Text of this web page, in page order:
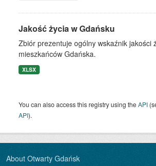
Jakość życia w Gdańsku
Zbiór prezentuje ogólny wskaźnik jakości
mieszkańców Gdańska.
XLSX
You can also access this registry using theAPI
API).
About Otwarty Gdańsk